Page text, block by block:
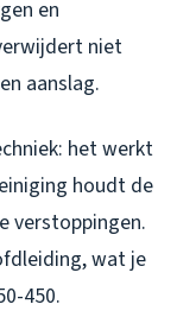
en
niet
aanslag.
het werkt
houdt de
verstoppingen.
wat je
450.